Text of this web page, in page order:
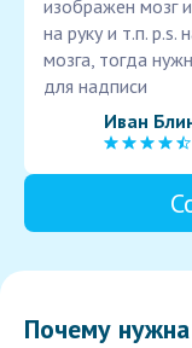
изображен мозг
на руку и т.п.
мозга, тогда
для надписи
Иван
Почему